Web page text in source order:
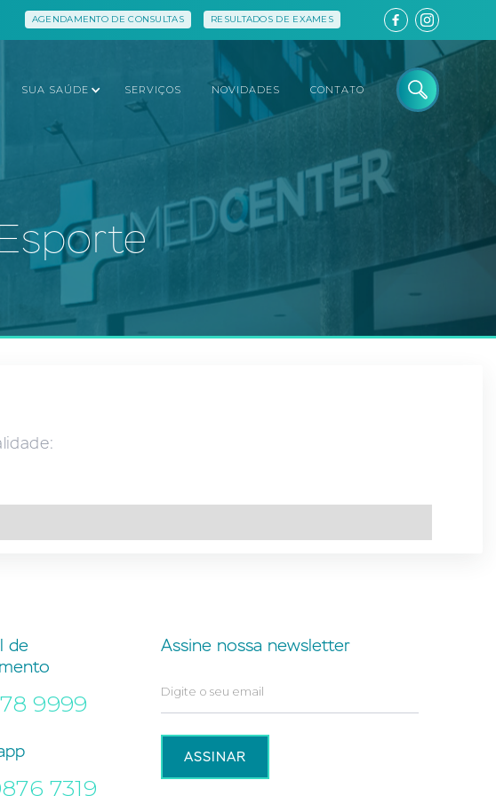
SUA SAÚDE SERVIÇOS NOVIDADES CONTATO
RESULTADOS DE EXAMES
AGENDAMENTO DE CONSULTAS
de
9999
7319
Assine nossa newsletter